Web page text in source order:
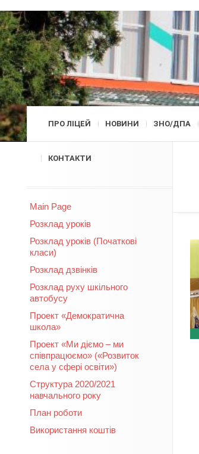
ПРО ЛІЦЕЙ НОВИНИ ЗНО/ДПА
КОНТАКТИ
Main Page
Розклад уроків
Розклад уроків (Початкові
класи)
Розклад дзвінків
Розклад руху шкільного
автобусу
Проект «Демократична
школа»
Проект «Ми діємо – ми
співпрацюємо» («Розвиток
села у сфері освіти»)
Структура 2020/2021
навчального року
План роботи
Використання коштів